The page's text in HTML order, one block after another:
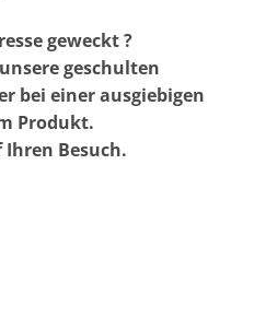
geweckt ?
geschulten
bei einer ausgiebigen
Produkt.
Besuch.